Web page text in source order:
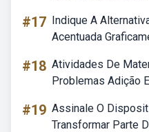
#17 Indique A
Acentuada
#18 Atividades De
Problemas Adição
#19 Assinale O
Transformar Parte